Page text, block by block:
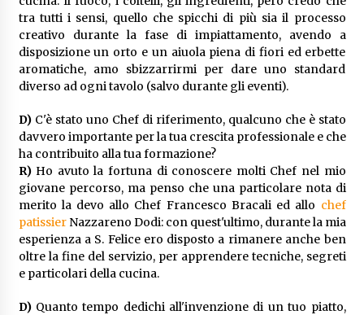
tra tutti i sensi, quello che spicchi di più sia il processo
creativo durante la fase di impiattamento, avendo a
disposizione un orto e un aiuola piena di fiori ed erbette
aromatiche, amo sbizzarrirmi per dare uno standard
diverso ad ogni tavolo (salvo durante gli eventi).
D)C'è stato uno Chef di riferimento, qualcuno che è stato
davvero importante per la tua crescita professionale e che
ha contribuito alla tua formazione?
R)Ho avuto la fortuna di conoscere molti Chef nel mio
giovane percorso, ma penso che una particolare nota di
merito la devo allo Chef Francesco Bracali ed allo chef
patissierNazzareno Dodi: con quest'ultimo, durante la mia
esperienza a S. Felice ero disposto a rimanere anche ben
oltre la fine del servizio, per apprendere tecniche, segreti
e particolari della cucina.
D)Quanto tempo dedichi all'invenzione di un tuo piatto,